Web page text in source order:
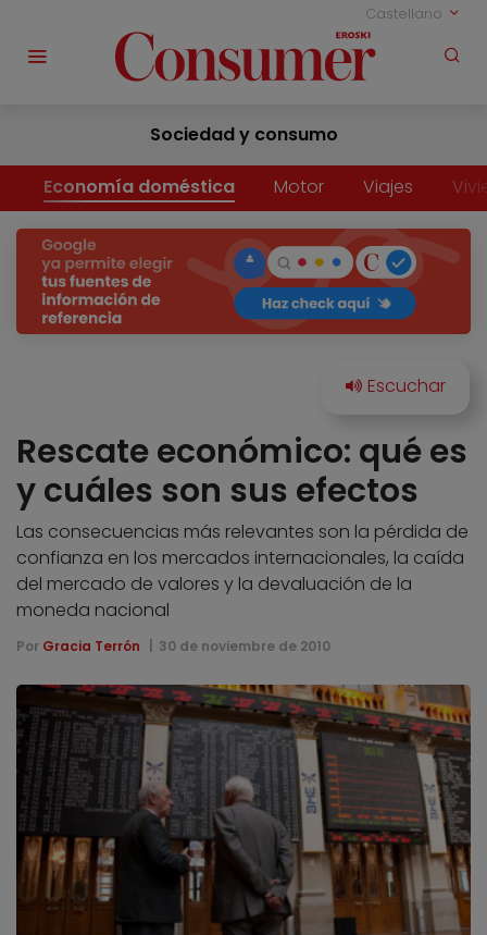
Castellano
Sociedad y consumo
Economía doméstica Motor Viajes
Rescate económico: qué es
y cuáles son sus efectos
Las consecuencias más relevantes son la pérdida de
confianza en los mercados internacionales, la caída
del mercado de valores y la devaluación de la
moneda nacional
Por Gracia Terrón 30 de noviembre de 2010